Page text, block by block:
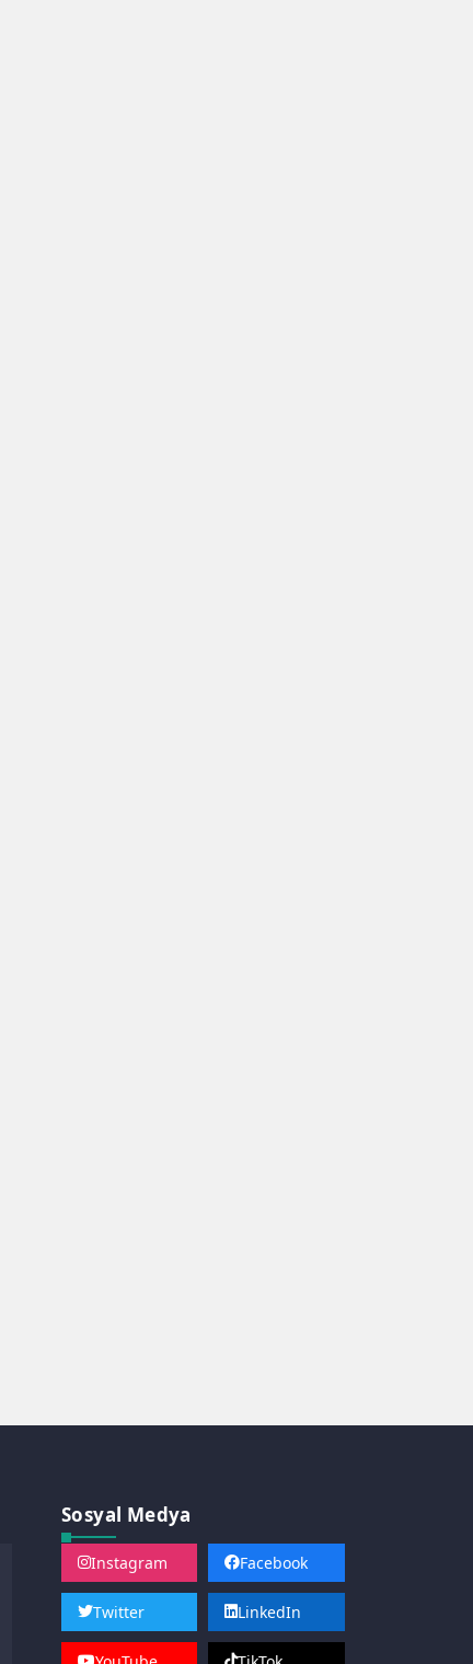
Sosyal Medya
Instagram Facebook
Twitter LinkedIn